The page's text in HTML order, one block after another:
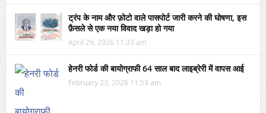
ट्रंप के नाम और फ़ोटो वाले पासपोर्ट जारी करने की घोषणा, इस
फ़ैसले से एक नया विवाद खड़ा हो गया
April 29, 2026 11:33 am
हेनरी फोर्ड की बायोग्राफी 64 साल बाद लाइब्रेरी में वापस आई
February 23, 2026 11:53 am